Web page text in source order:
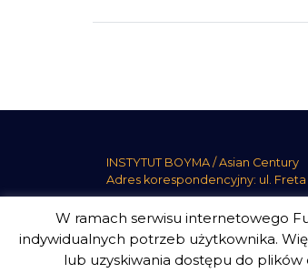
INSTYTUT BOYMA / Asian Century
Adres korespondencyjny: ul. Freta
INSTYTUT BOYMA. WSZELKIE
W ramach serwisu internetowego
indywidualnych potrzeb użytkownika.
lub uzyskiwania dostępu do